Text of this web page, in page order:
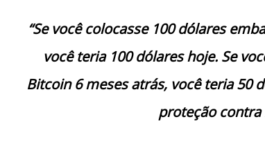
“Se você colocasse 100 dólares
você teria 100 dólares hoje. Se
Bitcoin 6 meses atrás, você teria 50
proteção contra